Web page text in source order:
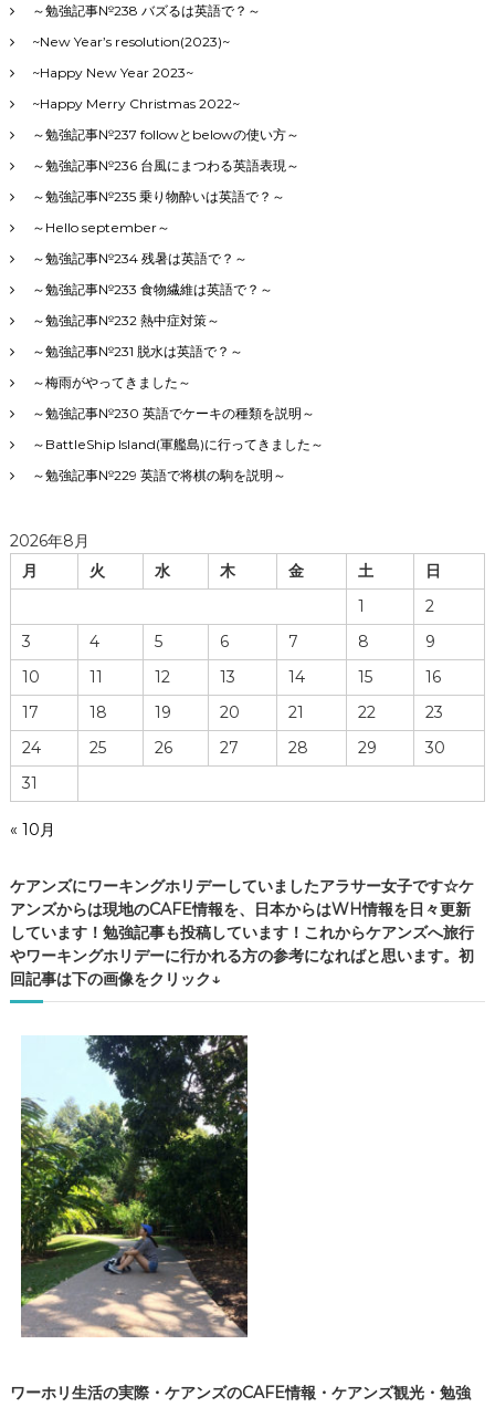
～勉強記事№238 バズるは英語で？～
~New Year’s resolution(2023)~
~Happy New Year 2023~
~Happy Merry Christmas 2022~
～勉強記事№237 followとbelowの使い方～
～勉強記事№236 台風にまつわる英語表現～
～勉強記事№235 乗り物酔いは英語で？～
～Hello september～
～勉強記事№234 残暑は英語で？～
～勉強記事№233 食物繊維は英語で？～
～勉強記事№232 熱中症対策～
～勉強記事№231 脱水は英語で？～
～梅雨がやってきました～
～勉強記事№230 英語でケーキの種類を説明～
～BattleShip Island(軍艦島)に行ってきました～
～勉強記事№229 英語で将棋の駒を説明～
2026年8月
月
火 水 木 金 土
日
1
2
3
4 5 6 7 8
9
10
11 12 13 14 15
16
17
18 19 20 21 22
23
24
25 26 27 28 29
30
31
« 10月
ケアンズにワーキングホリデーしていましたアラサー女子です☆ケ
アンズからは現地のCAFE情報を、日本からはWH情報を日々更新
しています！勉強記事も投稿しています！これからケアンズへ旅行
やワーキングホリデーに行かれる方の参考になればと思います。初
回記事は下の画像をクリック↓
ワーホリ生活の実際・ケアンズのCAFE情報・ケアンズ観光・勉強